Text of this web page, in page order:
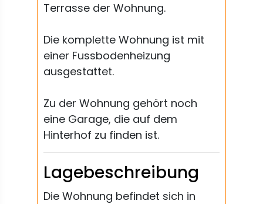
Terrasse der Wohnung.
Die komplette Wohnung ist mit
einer Fussbodenheizung
ausgestattet.
Zu der Wohnung gehört noch
eine Garage, die auf dem
Hinterhof zu finden ist.
Lagebeschreibung
Die Wohnung befindet sich in